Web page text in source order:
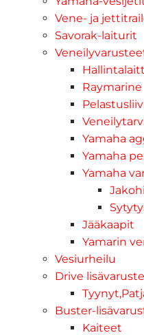
Vene- ja
Savorak-laiturit
Raymarine
Yamaha
Yamaha
Yamaha
Jääkaapit
Yamarin
Vesiurheilu
Drive
Buster-
Kaiteet